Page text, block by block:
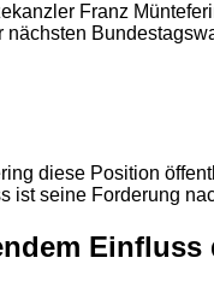
Franz
diese Position
ist seine Forderung
Einfluss